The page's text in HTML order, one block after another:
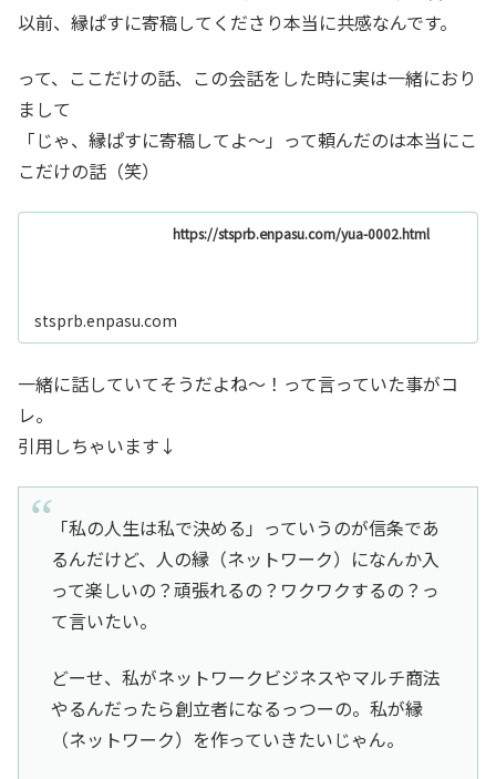
以前、縁ぱすに寄稿してくださり本当に共感なんです。
って、ここだけの話、この会話をした時に実は一緒におり
まして
「じゃ、縁ぱすに寄稿してよ～」って頼んだのは本当にこ
こだけの話（笑）
https://stsprb.enpasu.com/yua-0002.html
stsprb.enpasu.com
一緒に話していてそうだよね～！って言っていた事がコ
レ。
引用しちゃいます↓
「私の人生は私で決める」っていうのが信条であ
るんだけど、人の縁（ネットワーク）になんか入
って楽しいの？頑張れるの？ワクワクするの？っ
て言いたい。
どーせ、私がネットワークビジネスやマルチ商法
やるんだったら創立者になるっつーの。私が縁
（ネットワーク）を作っていきたいじゃん。